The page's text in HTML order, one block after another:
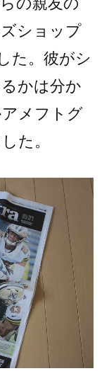
ショップ
た。彼がシ
かは分か
メフトグ
た。